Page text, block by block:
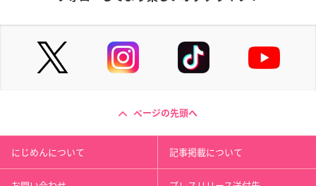
ページの先頭へ
にじめんについて 記事掲載について